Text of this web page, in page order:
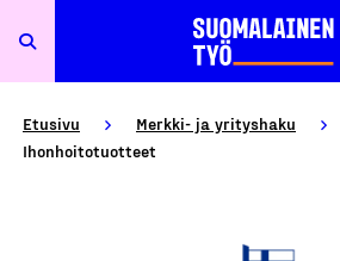
Etusivu Merkki- ja yrityshaku
Ihonhoitotuotteet